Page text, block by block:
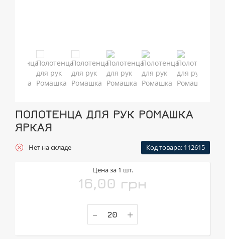
ПОЛОТЕНЦА ДЛЯ РУК РОМАШКА
ЯРКАЯ
Нет на складе Код товара: 112615
Цена за 1 шт.
16,00 грн
- +